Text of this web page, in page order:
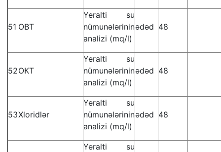
51 ОBТ
Yeralti su
nümunələrinin
analizi (mq/l)
ədəd 48
52ОКТ
Yeralti su
nümunələrinin
analizi (mq/l)
ədəd 48
53Xloridlər
Yeralti su
nümunələrinin
analizi (mq/l)
ədəd 48
Yeralti su